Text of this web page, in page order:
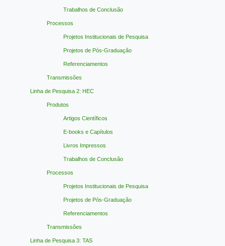
Trabalhos de Conclusão
Processos
Projetos Institucionais de Pesquisa
Projetos de Pós-Graduação
Referenciamentos
Transmissões
Linha de Pesquisa 2: HEC
Produtos
Artigos Científicos
E-books e Capítulos
Livros Impressos
Trabalhos de Conclusão
Processos
Projetos Institucionais de Pesquisa
Projetos de Pós-Graduação
Referenciamentos
Transmissões
Linha de Pesquisa 3: TAS